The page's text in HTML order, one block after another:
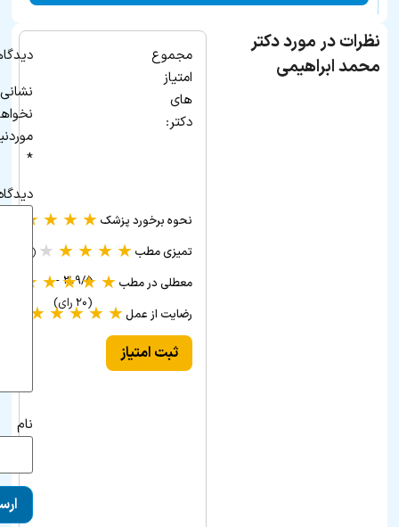
نظرات در مورد دکتر
محمد ابراهیمی
مجموع
امتیاز
های
دکتر:
۳.۹/۵ -
(۲۰ رای)
نحوه برخورد پزشک ★
★
★
★
تمیزی مطب ★
★
★
★
★ (۲ رأی)
معطلی در مطب ★
★
★
★
★
رضایت از عمل★
★
★
★
★
ثبت امتیاز
*
نام